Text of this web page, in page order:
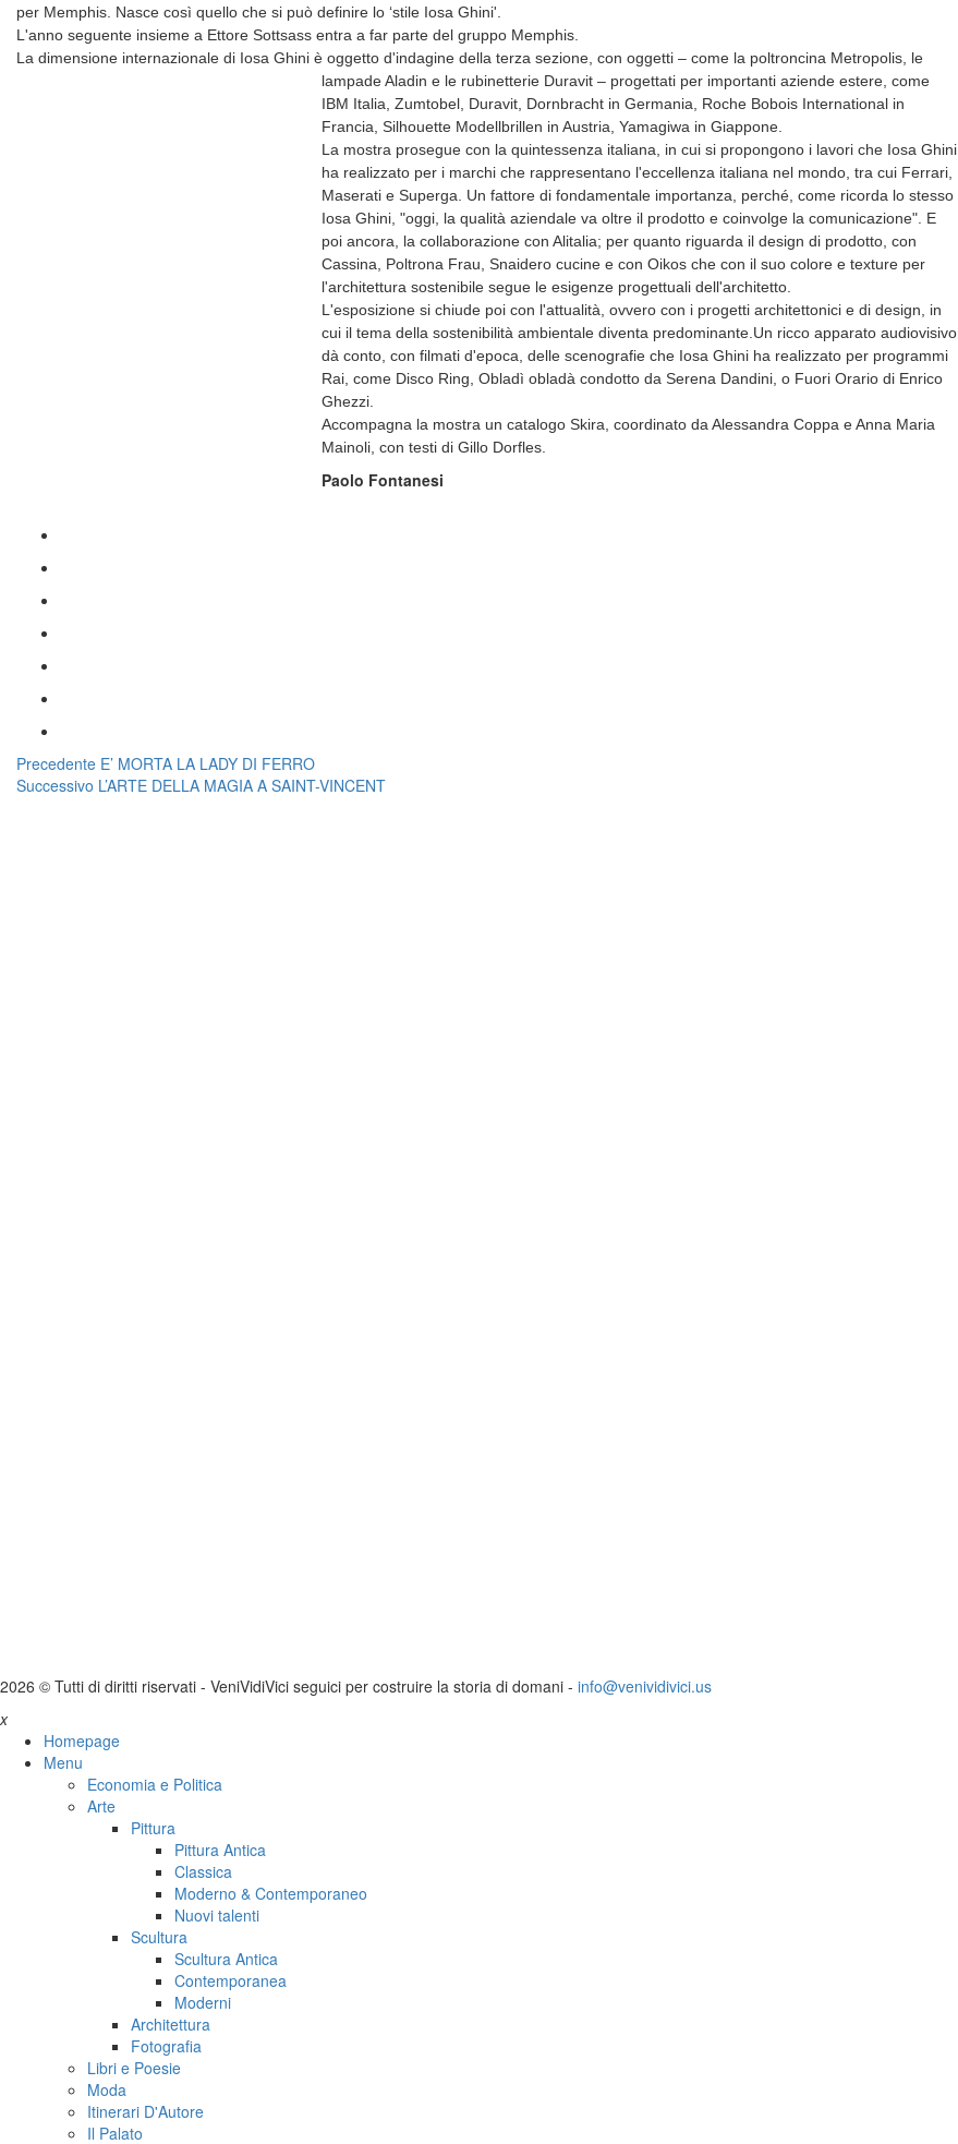
per Memphis. Nasce così quello che si può definire lo ‘stile Iosa Ghini'.
L'anno seguente insieme a Ettore Sottsass entra a far parte del gruppo Memphis.
La dimensione internazionale di Iosa Ghini è oggetto d'indagine della terza sezione, con oggetti – come la poltroncina Metropolis, le
lampade Aladin e le rubinetterie Duravit – progettati per importanti aziende estere, come
IBM Italia, Zumtobel, Duravit, Dornbracht in Germania, Roche Bobois International in
Francia, Silhouette Modellbrillen in Austria, Yamagiwa in Giappone.
La mostra prosegue con la quintessenza italiana, in cui si propongono i lavori che Iosa Ghini
ha realizzato per i marchi che rappresentano l'eccellenza italiana nel mondo, tra cui Ferrari,
Maserati e Superga. Un fattore di fondamentale importanza, perché, come ricorda lo stesso
Iosa Ghini, "oggi, la qualità aziendale va oltre il prodotto e coinvolge la comunicazione". E
poi ancora, la collaborazione con Alitalia; per quanto riguarda il design di prodotto, con
Cassina, Poltrona Frau, Snaidero cucine e con Oikos che con il suo colore e texture per
l'architettura sostenibile segue le esigenze progettuali dell'architetto.
L'esposizione si chiude poi con l'attualità, ovvero con i progetti architettonici e di design, in
cui il tema della sostenibilità ambientale diventa predominante.Un ricco apparato audiovisivo
dà conto, con filmati d'epoca, delle scenografie che Iosa Ghini ha realizzato per programmi
Rai, come Disco Ring, Obladì obladà condotto da Serena Dandini, o Fuori Orario di Enrico
Ghezzi.
Accompagna la mostra un catalogo Skira, coordinato da Alessandra Coppa e Anna Maria
Mainoli, con testi di Gillo Dorfles.
Paolo Fontanesi
Navigazione
articoli
Precedente Articolo
precedente:
E’ MORTA LA LADY DI FERRO
Successivo Articolo
L’ARTE DELLA MAGIA A SAINT-VINCENT
2026 © Tutti di diritti riservati - VeniVidiVici seguici per costruire la storia di domani - info@venividivici.us
x
Homepage
Menu
Economia e Politica
Arte
Pittura
Pittura Antica
Classica
Moderno & Contemporaneo
Nuovi talenti
Scultura
Scultura Antica
Contemporanea
Moderni
Architettura
Fotografia
Libri e Poesie
Moda
Itinerari D'Autore
Il Palato